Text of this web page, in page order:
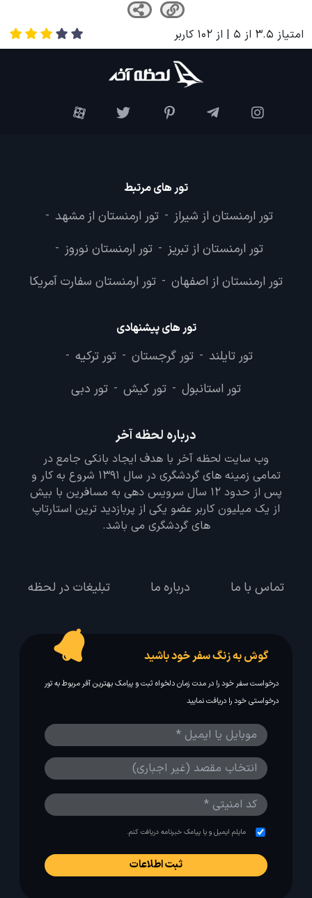
امتیاز 3.5 از 5 | از 102 کاربر
تور های مرتبط
تور ارمنستان از شیراز - تور ارمنستان از مشهد -
تور ارمنستان از تبریز - تور ارمنستان نوروز -
تور ارمنستان از اصفهان - تور ارمنستان سفارت آمریکا
تور های پیشنهادی
تور تایلند - تور گرجستان - تور ترکیه -
تور استانبول - تور کیش - تور دبی
درباره لحظه آخر
وب سایت لحظه آخر با هدف ایجاد بانکی جامع در
تمامی زمینه های گردشگری در سال 1391 شروع به کار و
پس از حدود 12 سال سرویس دهی به مسافرین با بیش
از یک میلیون کاربر عضو یکی از پربازدید ترین استارتاپ
های گردشگری می باشد.
تماس با ما درباره ما تبلیغات در لحظه
گوش به زنگ سفر خود باشید
درخواست سفر خود را در مدت زمان دلخواه ثبت و پیامک بهترین آفر مربوط به تور
درخواستی خود را دریافت نمایید
مایلم ایمیل و یا پیامک خبرنامه دریافت کنم.